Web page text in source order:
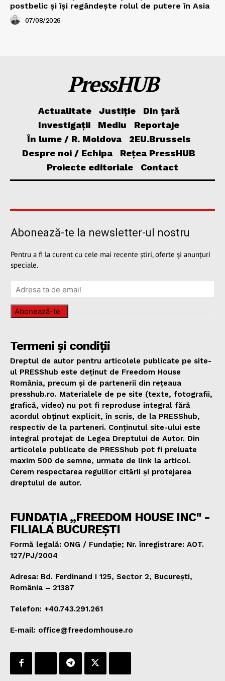
postbelic și își regândește rolul de putere în Asia
07/08/2026
PressHUB
Actualitate Justiție
Din țară
Investigații
Mediu
Reportaje
În lume / R. Moldova
2EU.Brussels
Despre noi / Echipa
Rețea PressHUB
Proiecte editoriale
Contact
Abonează-te la newsletter-ul nostru
Pentru a fi la curent cu cele mai recente știri, oferte și anunțuri
speciale.
Abonează-te
Termeni și condiții
Dreptul de autor pentru articolele publicate pe site-
ul PRESShub este deținut de Freedom House
România, precum și de partenerii din rețeaua
presshub.ro. Materialele de pe site (texte, fotografii,
grafică, video) nu pot fi reproduse integral fără
acordul obținut explicit, în scris, de la PRESShub,
respectiv de la parteneri. Conținutul site-ului este
integral protejat de Legea Dreptului de Autor. Din
articolele publicate de PRESShub pot fi preluate
maxim 500 de semne, urmate de link la articol.
Cerem respectarea regulilor citării și protejarea
dreptului de autor.
FUNDAȚIA „FREEDOM HOUSE INC" -
FILIALA BUCUREȘTI
Formă legală: ONG / Fundație; Nr. înregistrare: AOT.
127/PJ/2004
Adresa: Bd. Ferdinand I 125, Sector 2, București,
România – 21387
Telefon: +40.743.291.261
E-mail: office@freedomhouse.ro